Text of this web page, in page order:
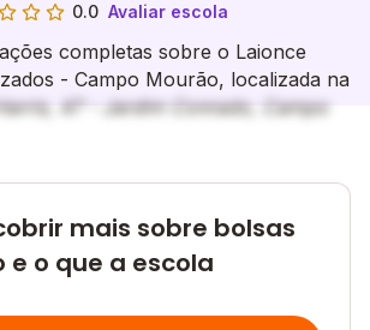
0.0 Avaliar escola
completas sobre o Laionce
- Campo Mourão, localizada na
47 - Jardim Conrado, Campo
mais sobre bolsas
e o que a escola